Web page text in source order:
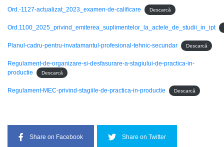
Ord.-1127-actualizat_2023_examen-de-calificare Descarcă
Ord.1100_2025_privind_emiterea_suplimentelor_la_actele_de_studii_in_ipt
Planul-cadru-pentru-invatamantul-profesional-tehnic-secundar Descarcă
Regulament-de-organizare-si-desfasurare-a-stagiului-de-practica-in-
productie
Descarcă
Regulament-MEC-privind-stagiile-de-practica-in-productie Descarcă
Share on Facebook Share on Twitter